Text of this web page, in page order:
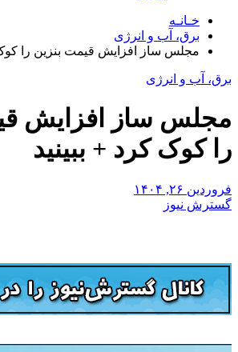
خـانـه
برق، آب و انرژی
مجلس ساز افزایش قیمت بنزین را کوک
برق، آب و انرژی
مجلس ساز افزایش
را کوک کرد + ببینید
فروردین ۲۶, ۱۴۰۴
گسترش نیوز